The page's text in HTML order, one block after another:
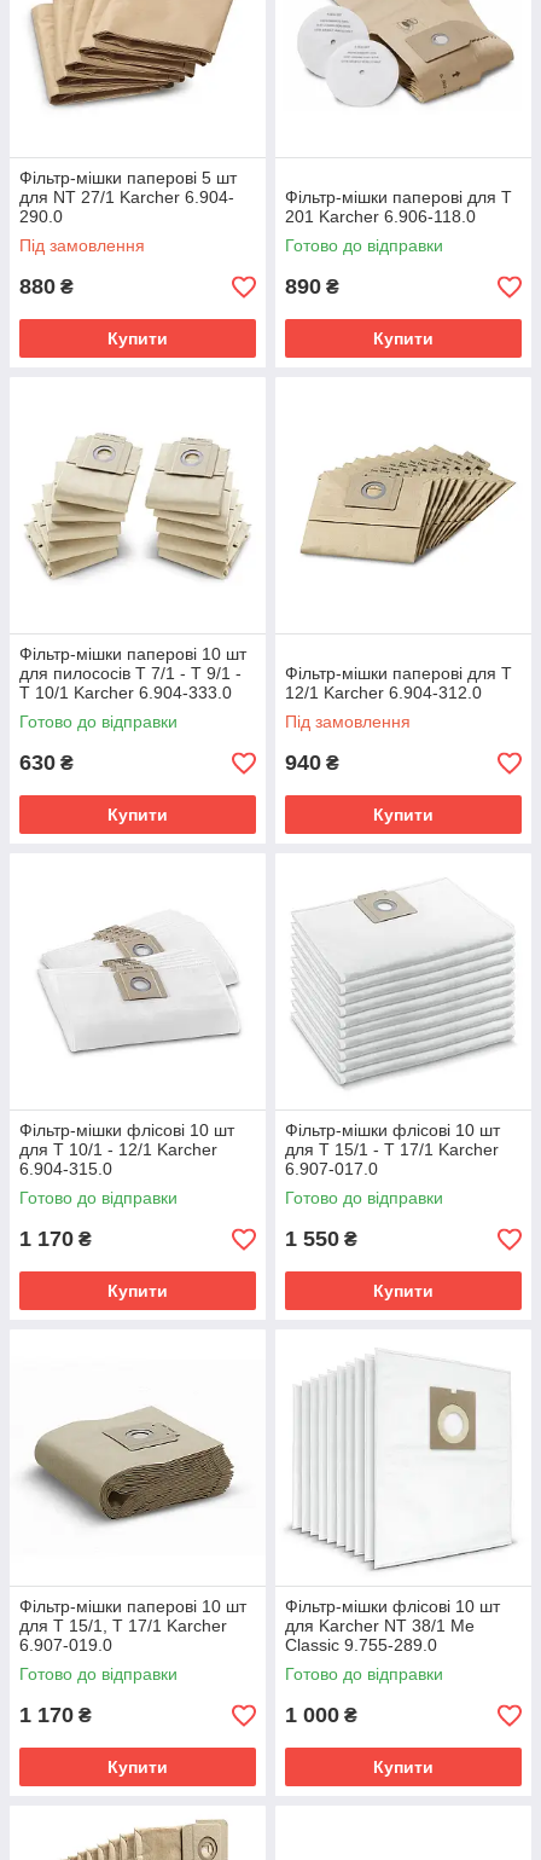
Фільтр-мішки паперові 5 шт
для NT 27/1 Karcher 6.904-
290.0
Під замовлення
880 ₴
Купити
Фільтр-мішки паперові для Т
201 Karcher 6.906-118.0
Готово до відправки
890 ₴
Купити
Фільтр-мішки паперові 10 шт
для пилососів T 7/1 - Т 9/1 -
T 10/1 Karcher 6.904-333.0
Готово до відправки
630 ₴
Купити
Фільтр-мішки паперові для T
12/1 Karcher 6.904-312.0
Під замовлення
940 ₴
Купити
Фільтр-мішки флісові 10 шт
для T 10/1 - 12/1 Karcher
6.904-315.0
Готово до відправки
1 170 ₴
Купити
Фільтр-мішки флісові 10 шт
для T 15/1 - T 17/1 Karcher
6.907-017.0
Готово до відправки
1 550 ₴
Купити
Фільтр-мішки паперові 10 шт
для T 15/1, T 17/1 Karcher
6.907-019.0
Готово до відправки
1 170 ₴
Купити
Фільтр-мішки флісові 10 шт
для Karcher NT 38/1 Me
Classic 9.755-289.0
Готово до відправки
1 000 ₴
Купити